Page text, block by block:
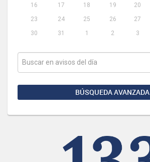
16
17 18 19 20
23
24 25 26 27
30
31 1 2 3
BÚSQUEDA AVANZADA